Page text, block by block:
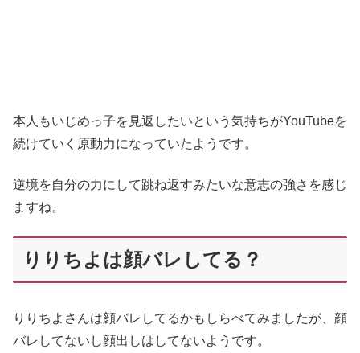
本人もいじめっ子を見返したいという気持ちがYouTubeを
続けていく原動力になっていたようです。
逆境を自分の力にして跳ね返すみたいな意志の強さを感じ
ますね。
りりちよは顔バレしてる？
りりちよさんは顔バレしてるかもしらべてみましたが、顔
バレしてないし顔出しはしてないようです。